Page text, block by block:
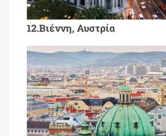
12.Βιέννη, Αυστρία